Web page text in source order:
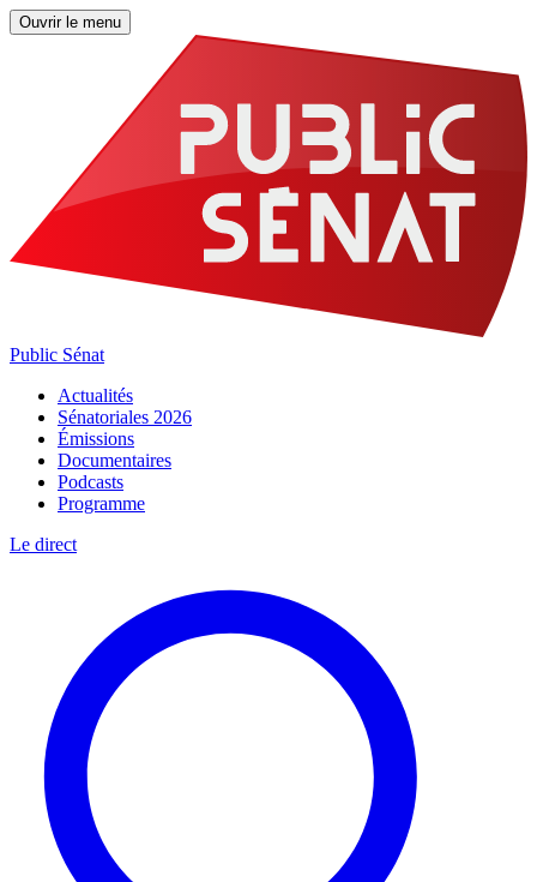
Ouvrir le menu
Public Sénat
Actualités
Sénatoriales 2026
Émissions
Documentaires
Podcasts
Programme
Le direct